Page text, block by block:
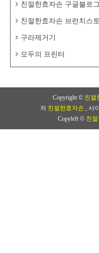
친절한효자손 구글블로그
친절한효자손 브런치스토
구라제거기
모두의 프린터
Copyright © 친절
저 친절한효자손 , 사
Copyleft © 친